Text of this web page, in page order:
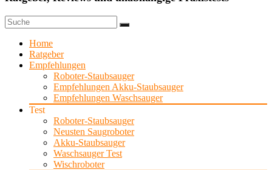
Home
Ratgeber
Empfehlungen
Roboter-Staubsauger
Empfehlungen Akku-Staubsauger
Empfehlungen Waschsauger
Test
Roboter-Staubsauger
Neusten Saugroboter
Akku-Staubsauger
Waschsauger Test
Wischroboter